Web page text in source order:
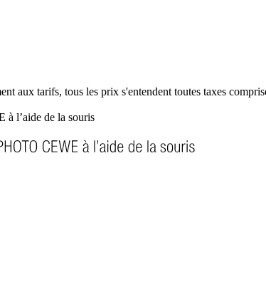
aux tarifs, tous les prix s'entendent toutes taxes